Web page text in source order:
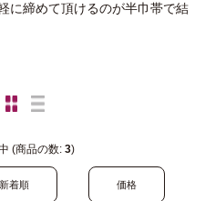
に締めて頂けるのが半巾帯で結
(商品の数: 3)
新着順 価格